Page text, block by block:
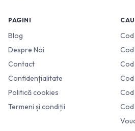
PAGINI
Blog
Despre Noi
Contact
Confidențialitate
Politică cookies
Termeni și condiții